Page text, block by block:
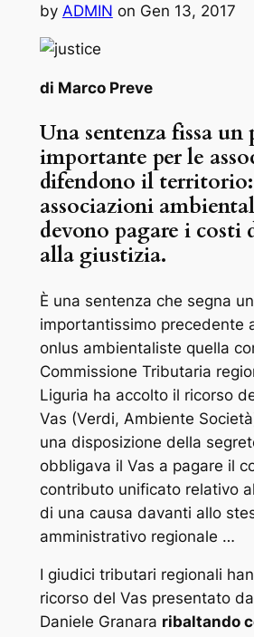
by ADMIN on Gen 13, 2017
di Marco Preve
Una sentenza fissa un
importante per le
difendono il
associazioni
devono pagare i costi
alla giustizia.
È una sentenza che segna
importantissimo precedente
onlus ambientaliste quella
Commissione Tributaria
Liguria ha accolto il ricorso
Vas (Verdi, Ambiente
una disposizione della
obbligava il Vas a pagare il
contributo unificato relativo
di una causa davanti allo
amministrativo regionale …
I giudici tributari regionali
ricorso del Vas presentato
Daniele Granara ribaltando